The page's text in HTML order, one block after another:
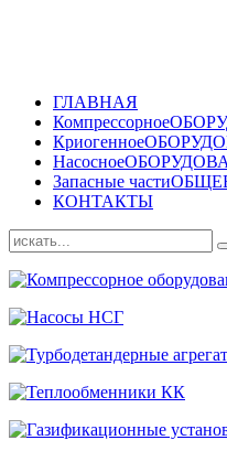
ГЛАВНАЯ
Компрессорное
Криогенное
Насосное
Запасные части
КОНТАКТЫ